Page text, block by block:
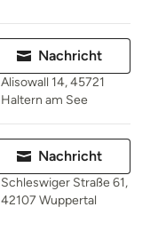
Nachricht
Alisowall 14, 45721
Haltern am See
Nachricht
Schleswiger Straße 61,
42107 Wuppertal